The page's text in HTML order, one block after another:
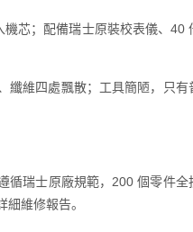
芯；配備瑞士原裝校表儀、40
纖維四處飄散；工具簡陋，只有
循瑞士原廠規範，200 個零件全
維修報告。